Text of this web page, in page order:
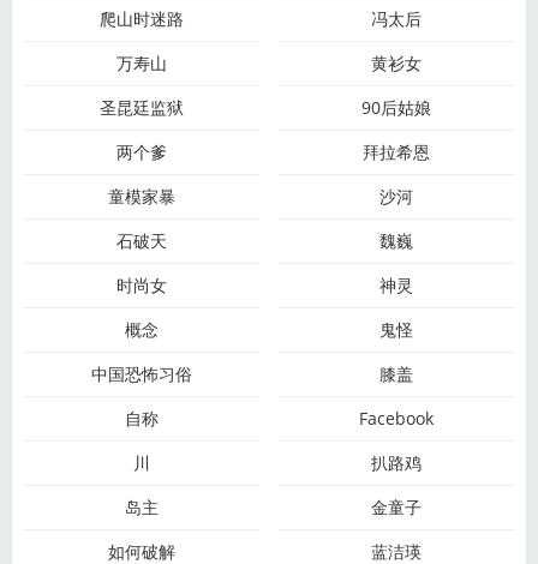
爬山时迷路
冯太后
万寿山
黄衫女
圣昆廷监狱
90后姑娘
两个爹
拜拉希恩
童模家暴
沙河
石破天
魏巍
时尚女
神灵
概念
鬼怪
中国恐怖习俗
膝盖
自称
Facebook
川
扒路鸡
岛主
金童子
如何破解
蓝洁瑛